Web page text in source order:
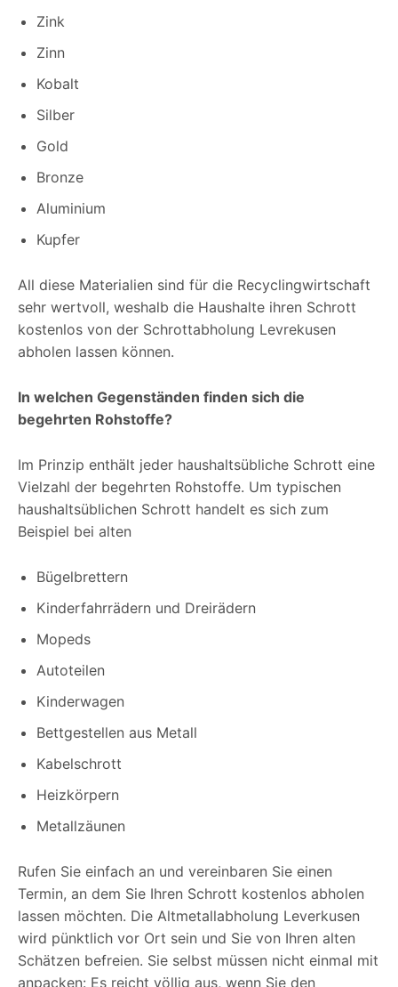
Zink
Zinn
Kobalt
Silber
Gold
Bronze
Aluminium
Kupfer
All diese Materialien sind für die Recyclingwirtschaft
sehr wertvoll, weshalb die Haushalte ihren Schrott
kostenlos von der Schrottabholung Levrekusen
abholen lassen können.
In welchen Gegenständen finden sich die
begehrten Rohstoffe?
Im Prinzip enthält jeder haushaltsübliche Schrott eine
Vielzahl der begehrten Rohstoffe. Um typischen
haushaltsüblichen Schrott handelt es sich zum
Beispiel bei alten
Bügelbrettern
Kinderfahrrädern und Dreirädern
Mopeds
Autoteilen
Kinderwagen
Bettgestellen aus Metall
Kabelschrott
Heizkörpern
Metallzäunen
Rufen Sie einfach an und vereinbaren Sie einen
Termin, an dem Sie Ihren Schrott kostenlos abholen
lassen möchten. Die Altmetallabholung Leverkusen
wird pünktlich vor Ort sein und Sie von Ihren alten
Schätzen befreien. Sie selbst müssen nicht einmal mit
anpacken: Es reicht völlig aus, wenn Sie den